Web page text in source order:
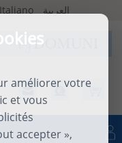
améliorer votre
et vous
accepter »,
Italiano العربية
Se connecter